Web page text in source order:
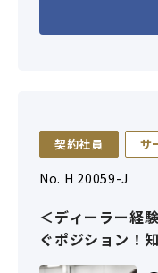
契約社員 サ
No. H 20059-J
＜ディーラー経
ぐポジション！